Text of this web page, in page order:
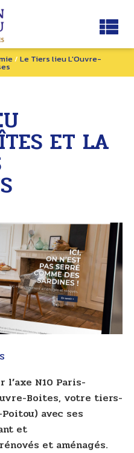
/ Le Tiers lieu L'Ouvre-
ET LA
N10 Paris-
Boites, votre tiers-
avec ses
et
et aménagés.